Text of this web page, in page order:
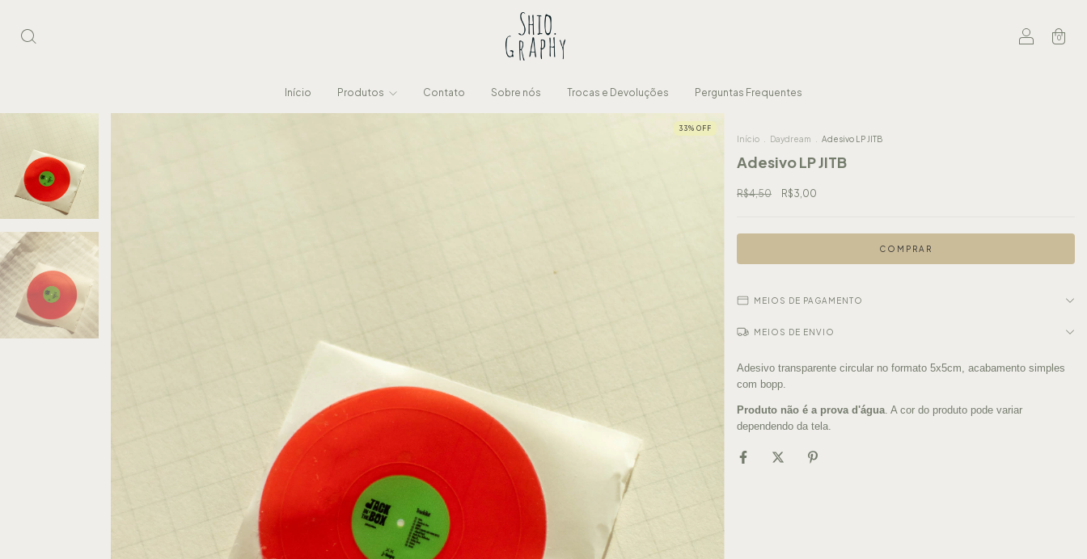
0
Início Produtos Contato Sobre nós Trocas e Devoluções Perguntas Frequentes
33% OFF
Início Daydream Adesivo LP JITB
Adesivo LP JITB
R$4,50 R$3,00
MEIOS DE PAGAMENTO
MEIOS DE ENVIO
Adesivo transparente circular no formato 5x5cm, acabamento simples
com bopp.
Produto não é a prova d'água. A cor do produto pode variar
dependendo da tela.